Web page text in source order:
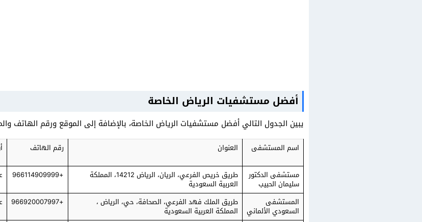
أفضل مستشفيات الرياض الخاصة
يبين الجدول التالي أفضل مستشفيات الرياض الخاصة، بالإضافة إلى الموقع ورقم الهاتف
اسم المستشفى العنوان رقم الهاتف
مستشفى الدكتور
سليمان الحبيب
طريق خريص الفرعي، الريان، الرياض 14212، المملكة
العربية السعودية
+966114909999
المستشفى
السعودي الألماني
طريق الملك فهد الفرعي، الصحافة، حي، الرياض ،
المملكة العربية السعودية
+966920007997